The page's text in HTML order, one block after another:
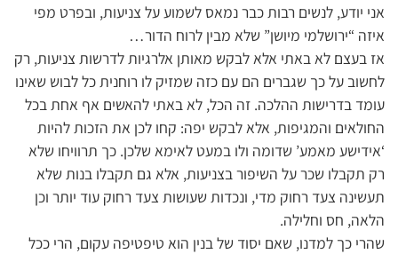
אני יודע, לנשים רבות כבר נמאס לשמוע על צניעות, ובפרט מפי
איזה “ירושלמי מיושן” שלא מבין לרוח הדור…
אז בעצם לא באתי אלא לבקש מאותן אלרגיות לדרשות צניעות, רק
לחשוב על כך שגברים הם עם כזה שמזיק לו רוחנית כל לבוש שאינו
עומד בדרישות ההלכה. זה הכל, לא באתי להאשים אף אחת בכל
החולאים והמגיפות, אלא לבקש יפה: קחו לכן את הזכות להיות
‘אידישע מאמע’ שדומה ולו במעט לאימא שלכן. כך תרוויחו שלא
רק תקבלו שכר על השיפור בצניעות, אלא גם תקבלו בנות שלא
תעשינה צעד רחוק מדי, ונכדות שעושות צעד רחוק עוד יותר וכן
הלאה, חס וחלילה.
שהרי כך למדנו, שאם יסוד של בנין הוא טיפטיפה עקום, הרי ככל